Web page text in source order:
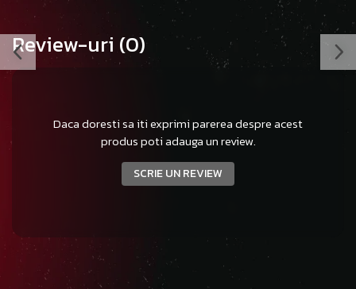
Review-uri (0)
Daca doresti sa iti exprimi parerea despre acest
produs poti adauga un review.
SCRIE UN REVIEW